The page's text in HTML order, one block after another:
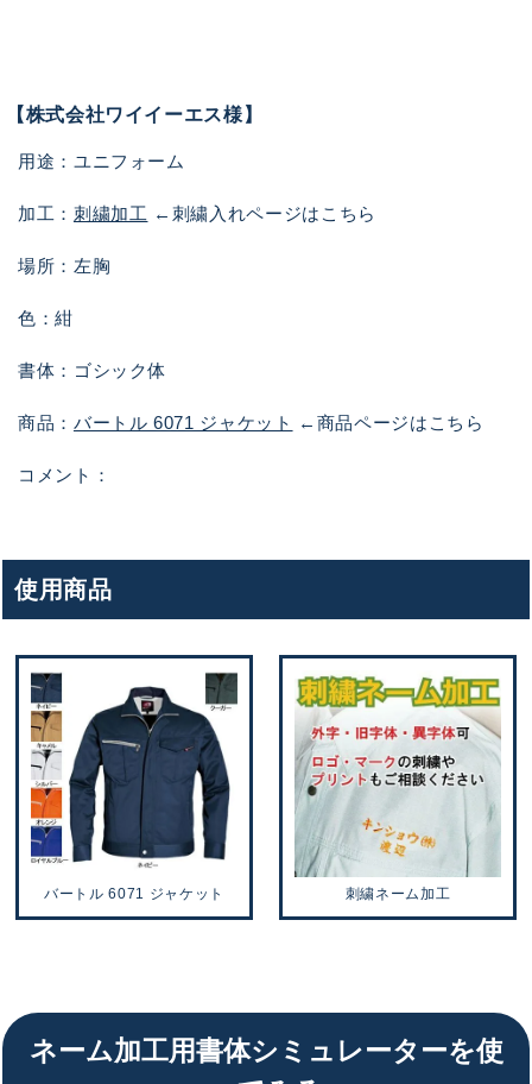
【株式会社ワイイーエス様】
用途：ユニフォーム
加工： 刺繍加工 ←刺繍入れページはこちら
場所：左胸
色：紺
書体：ゴシック体
商品： バートル 6071 ジャケット ←商品ページはこちら
コメント：
使用商品
バートル 6071 ジャケット 刺繍ネーム加工
ネーム加工用書体シミュレーターを使